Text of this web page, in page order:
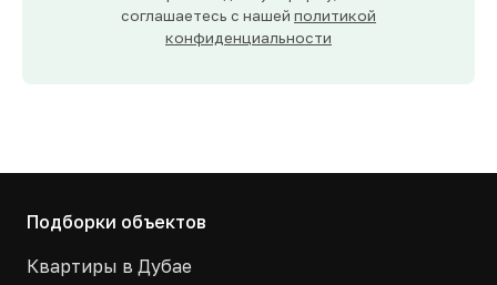
соглашаетесь с нашей политикой
конфиденциальности
Подборки объектов
Квартиры в Дубае